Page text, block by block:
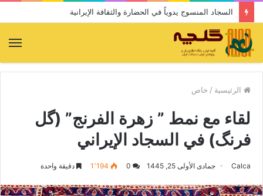
لقاء مع نمط ” زهرة الفرنج” (گل فرنگ) في السجاد الإيراني
الرئيسية / خاص
لقاء مع نمط ” زهرة الفرنج” (گل
فرنگ) في السجاد الإيراني
Calca جمادى الأولى 25, 1445 0 1٬194 دقيقة واحدة